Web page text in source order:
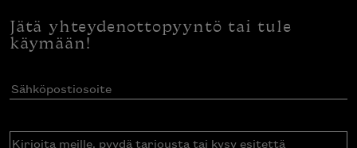
Jätä yhteydenottopyyntö tai tule
käymään!
Sähköpostiosoite(Pakollinen)
Kirjoita